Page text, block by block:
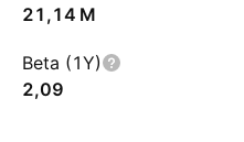
‪21,14 M‬
Beta (1Y)
2,09